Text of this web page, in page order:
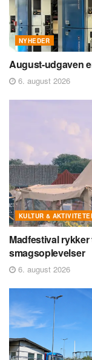
NYHEDER
August-udgaven
6. august 2026
KULTUR &
Madfestival
smagsoplevelser
6. august 2026